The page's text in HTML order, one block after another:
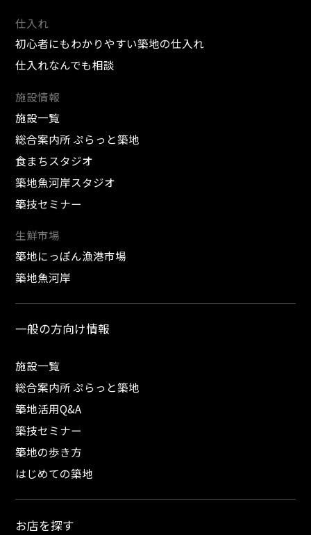
仕入れ
初心者にもわかりやすい築地の仕入れ
仕入れなんでも相談
施設情報
施設一覧
総合案内所 ぷらっと築地
食まちスタジオ
築地魚河岸スタジオ
築技セミナー
生鮮市場
築地にっぽん漁港市場
築地魚河岸
一般の方向け情報
施設一覧
総合案内所 ぷらっと築地
築地活用Q&A
築技セミナー
築地の歩き方
はじめての築地
お店を探す